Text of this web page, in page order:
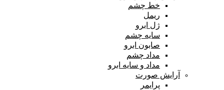
خط چشم
ریمل
ژل ابرو
سایه چشم
صابون ابرو
مداد چشم
مداد و سایه ابرو
آرایش صورت
پرایمر